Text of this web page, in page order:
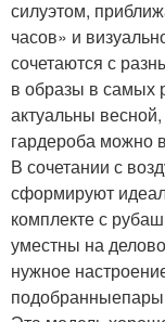
силуэтом,
часов» и
сочетаются с
в образы в самых
актуальны
гардероба можно
В сочетании с
сформируют
комплекте с
уместны на
нужное